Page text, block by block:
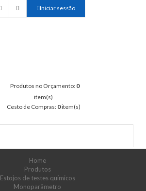
Iniciar sessão
Produtos no Orçamento: 0
item(s)
Cesto de Compras: 0item(s)
Home
Produtos
Estojos de testes químicos
Monoparâmetro